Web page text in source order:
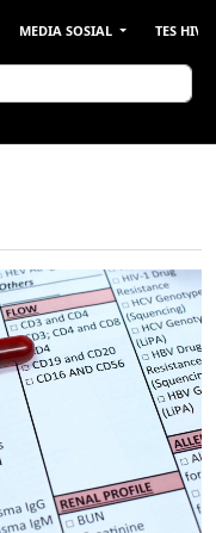
MEDIA SOSIAL TES HIV